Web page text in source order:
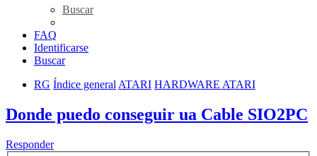
Buscar
FAQ
Identificarse
Buscar
RG Índice generalATARI HARDWARE ATARI
Donde puedo conseguir ua Cable SIO2PC
Responder